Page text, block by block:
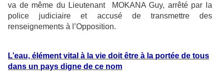
va de même du Lieutenant
MOKANA Guy, arrêté par la
police judiciaire et accusé de transmettre des
renseignements à l’Opposition.
L’eau, élément vital à la vie doit être à la portée de tous
dans un pays digne de ce nom